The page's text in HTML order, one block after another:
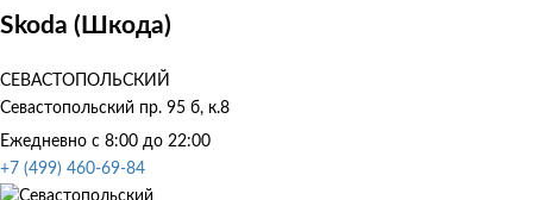
Skoda (Шкода)
СЕВАСТОПОЛЬСКИЙ
Севастопольский пр. 95 б, к.8
Ежедневно с 8:00 до 22:00
+7 (499) 460-69-84